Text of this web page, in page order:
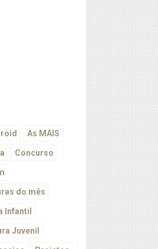
As MAIS
Concurso
do mês
Infantil
Juvenil